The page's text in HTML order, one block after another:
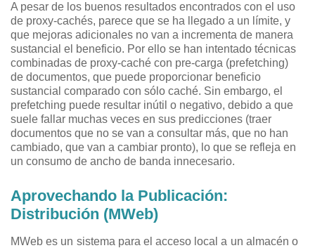
A pesar de los buenos resultados encontrados con el uso
de proxy-cachés, parece que se ha llegado a un límite, y
que mejoras adicionales no van a incrementa de manera
sustancial el beneficio. Por ello se han intentado técnicas
combinadas de proxy-caché con pre-carga (prefetching)
de documentos, que puede proporcionar beneficio
sustancial comparado con sólo caché. Sin embargo, el
prefetching puede resultar inútil o negativo, debido a que
suele fallar muchas veces en sus predicciones (traer
documentos que no se van a consultar más, que no han
cambiado, que van a cambiar pronto), lo que se refleja en
un consumo de ancho de banda innecesario.
Aprovechando la Publicación:
Distribución (MWeb)
MWeb es un sistema para el acceso local a un almacén o